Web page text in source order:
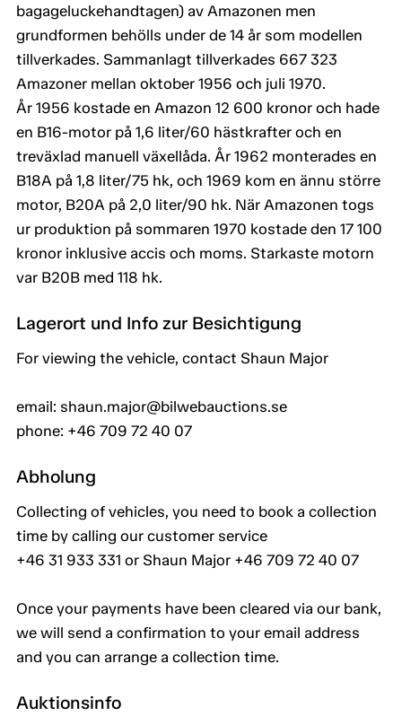
bagageluckehandtagen) av Amazonen men
grundformen behölls under de 14 år som modellen
tillverkades. Sammanlagt tillverkades 667 323
Amazoner mellan oktober 1956 och juli 1970.
År 1956 kostade en Amazon 12 600 kronor och hade
en B16-motor på 1,6 liter/60 hästkrafter och en
treväxlad manuell växellåda. År 1962 monterades en
B18A på 1,8 liter/75 hk, och 1969 kom en ännu större
motor, B20A på 2,0 liter/90 hk. När Amazonen togs
ur produktion på sommaren 1970 kostade den 17 100
kronor inklusive accis och moms. Starkaste motorn
var B20B med 118 hk.
Lagerort und Info zur Besichtigung
For viewing the vehicle, contact Shaun Major
email: shaun.major@bilwebauctions.se
phone: +46 709 72 40 07
Abholung
Collecting of vehicles, you need to book a collection
time by calling our customer service
+46 31 933 331 or Shaun Major +46 709 72 40 07
Once your payments have been cleared via our bank,
we will send a confirmation to your email address
and you can arrange a collection time.
Auktionsinfo